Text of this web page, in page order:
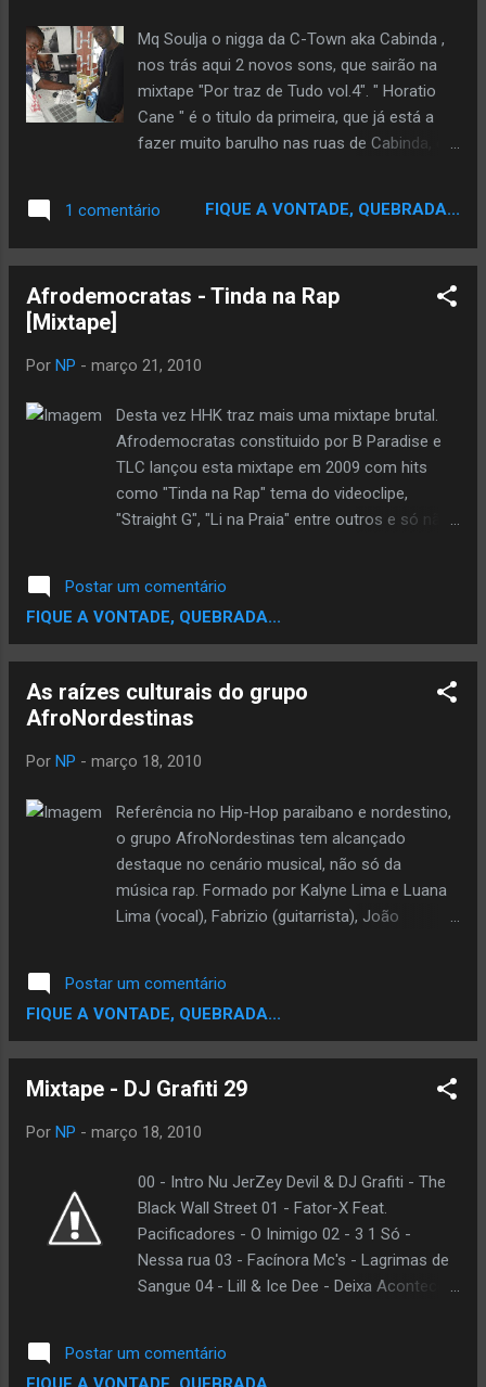
limitadíssimas. Aproveito aqui então para
deixar o seu contacto para os interessados
que queiram trabalhos de mistura,
masterização e tal. Para quem estiver fora
de Angola, não há problemas. É só entrarem
e Mistura : 300USD Masterização: 100USD...
Mq Soulja o nigga da C-Town aka Cabinda ,
nos trás aqui 2 novos sons, que sairão na
mixtape "Por traz de Tudo vol.4". " Horatio
Cane " é o titulo da primeira, que já está a
fazer muito barulho nas ruas de Cabinda, e a
maneira radical ... Som muito crazy , onde
ele fala de uma suposta ida a capital "
rappers e lhes assalta e não só. Entre as
as cenas... Mq Soulja - Arte De Roubar
Download 4shared By Cenas que Curtimos
1 comentário FIQUE A VONTADE, QUEBRADA...
Afrodemocratas - Tinda na Rap
[Mixtape]
Por NP - março 21, 2010
Desta vez HHK traz mais uma mixtape brutal.
Afrodemocratas constituido por B Paradise e
TLC lançou esta mixtape em 2009 com hits
como "Tinda na Rap" tema do videoclipe,
"Straight G", "Li na Praia" entre outros e só não
conhecimento. DOWNLOAD Link 1 Link 2 Link 3
Curte o video "Tinda na Rap" Em exclusivo
disponibilizado pa Dice, up pa G Hip Hop 2010
Postar um comentário
FIQUE A VONTADE, QUEBRADA...
As raízes culturais do grupo
AfroNordestinas
Por NP - março 18, 2010
Referência no Hip-Hop paraibano e nordestino,
o grupo AfroNordestinas tem alcançado
destaque no cenário musical, não só da
música rap. Formado por Kalyne Lima e Luana
Lima (vocal), Fabrizio (guitarrista), João
da MPB regional, como Glaucia Lima e Oliveira
de Panelas. Em fase de produção de seu
primeiro disco, a forte postura e as suaves
rap. O grupo foi ganhador na categoria demo
feminino em 2007 e nos melhores do século no
premiações, como na categoria revelação, no
festival MPB Sesc em João Pessoa. Ouça e
baixe " Essa Luta " Visite o Myspace do
AfroNordestinas By Central Hip Hop
Postar um comentário
FIQUE A VONTADE, QUEBRADA...
Mixtape - DJ Grafiti 29
Por NP - março 18, 2010
00 - Intro Nu JerZey Devil & DJ Grafiti - The
Black Wall Street 01 - Fator-X Feat.
Pacificadores - O Inimigo 02 - 3 1 Só -
Nessa rua 03 - Facínora Mc's - Lagrimas de
Sangue 04 - Lill & Ice Dee - Deixa Acontecer
Cezza - Na Condição 08 - Bgame - Um
Postar um comentário